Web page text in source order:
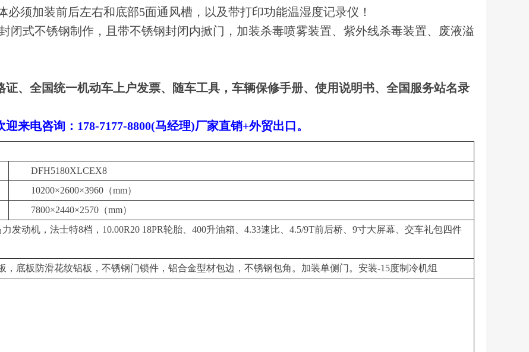
必须加装前后左右和底部5面通风槽，以及带打印功能温湿度记录仪！
闭式不锈钢制作，且带不锈钢封闭内掀门，加装杀毒喷雾装置、紫外线杀毒装置、废液溢
、全国统一机动车上户发票、随车工具，车辆保修手册、使用说明书、全国服务站名录
来电咨询：178-7177-8800(马经理)厂家直销+外贸出口。
DFH5180XLCEX8
10200×2600×3960（mm）
7800×2440×2570（mm）
发动机，法士特8档，10.00R20 18PR轮胎、400升油箱、4.33速比、4.5/9T前后桥、9寸大屏幕、交车礼包四件
，底板防滑花纹铝板，不锈钢门锁件，铝合金型材包边，不锈钢包角。加装单侧门。安装-15度制冷机组